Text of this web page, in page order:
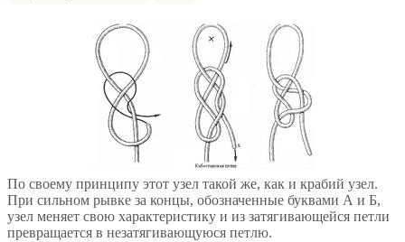
По своему принципу этот узел такой же, как и крабий узел.
При сильном рывке за концы, обозначенные буквами А и Б,
узел меняет свою характеристику и из затягивающейся петли
превращается в незатягивающуюся петлю.